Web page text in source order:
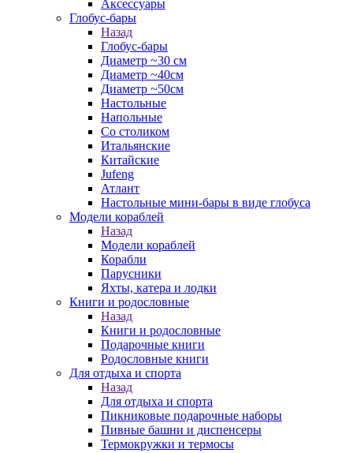
Аксессуары
Глобус-бары
Назад
Глобус-бары
Диаметр ~30 см
Диаметр ~40см
Диаметр ~50см
Настольные
Напольные
Со столиком
Итальянские
Китайские
Jufeng
Атлант
Настольные мини-бары в виде глобуса
Модели кораблей
Назад
Модели кораблей
Корабли
Парусники
Яхты, катера и лодки
Книги и родословные
Назад
Книги и родословные
Подарочные книги
Родословные книги
Для отдыха и спорта
Назад
Для отдыха и спорта
Пикниковые подарочные наборы
Пивные башни и диспенсеры
Термокружки и термосы